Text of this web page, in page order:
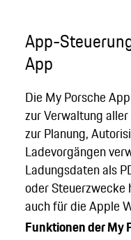
App-
App
Die My Porsche
zur Verwaltung
zur Planung,
Ladevorgängen
Ladungsdaten als
oder Steuerzwecke
auch für die Apple
Funktionen der My